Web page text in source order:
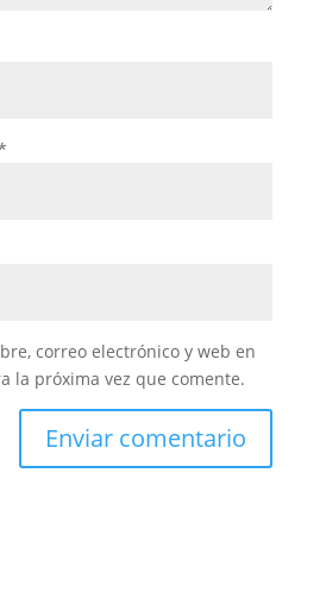
correo electrónico y web en
la próxima vez que comente.